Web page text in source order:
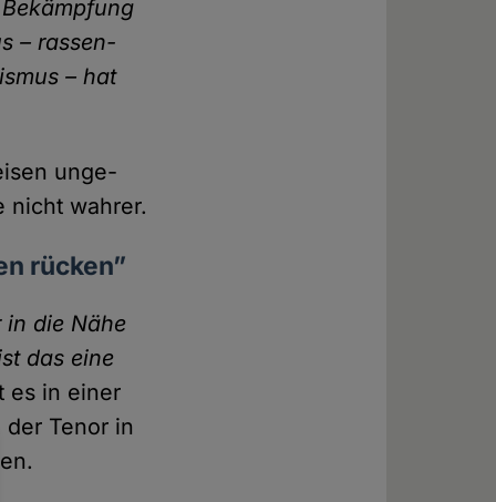
– rassen­
– hat
unge­
nicht wahrer.
rücken”
in die Nähe
das eine
es in einer
Tenor in